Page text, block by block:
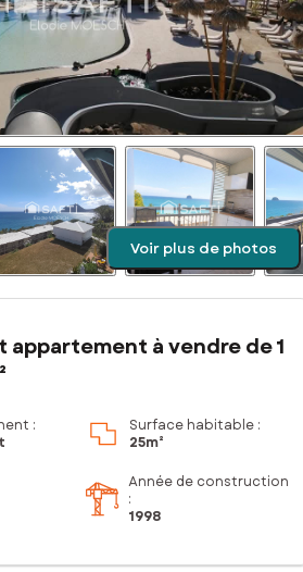
Voir plus de photos
appartement à vendre de 1
:
Surface habitable :
25m²
Année de construction
:
1998